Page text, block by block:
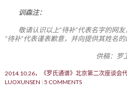
训森注：
敬请认识以上“待补”代表名字的网
“待补”代表谨表歉意，并向提供其姓名的
供稿：
2014.10.26，《罗氏通谱》北京第二次座谈会
LUOXUNSEN 5 COMMENTS